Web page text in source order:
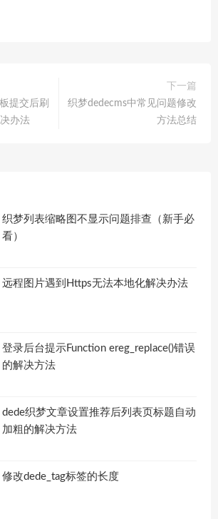
提交后刷
办法
下一篇
织梦dedecms中常见问题修改
方法总结
织梦列表缩略图不显示问题排查（新手必
看）
远程图片遇到Https无法本地化解决办法
登录后台提示Function ereg_replace()错误
的解决方法
dede织梦文章设置推荐后列表页标题自动
加粗的解决方法
修改dede_tag标签的长度